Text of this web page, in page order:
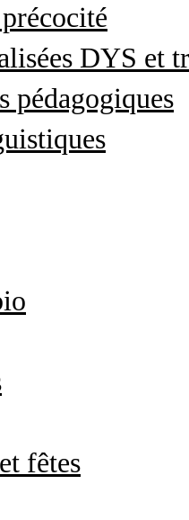
DYS et
pédagogiques
fêtes